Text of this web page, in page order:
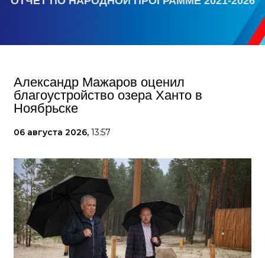
Александр Мажаров оценил
благоустройство озера Ханто в
Ноябрьске
06 августа 2026, 13:57